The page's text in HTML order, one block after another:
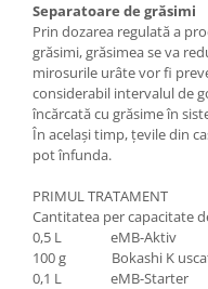
Separatoare de grăsimi
​Prin dozarea regulată a
grăsimi, grăsimea se va
mirosurile urâte vor fi
considerabil intervalul de
încărcată cu grăsime în
În același timp, țevile din
pot înfunda.
PRIMUL TRATAMENT
Cantitatea per capacitate
0,5 L eMB-Aktiv
100 g Bokashi K
0,1 L eMB-Starter